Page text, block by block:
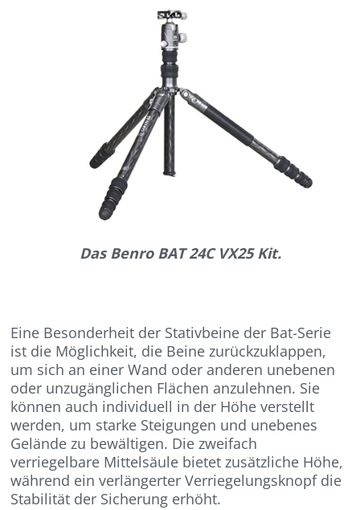
Das Benro BAT 24C VX25 Kit.
Eine Besonderheit der Stativbeine der Bat-Serie
ist die Möglichkeit, die Beine zurückzuklappen,
um sich an einer Wand oder anderen unebenen
oder unzugänglichen Flächen anzulehnen. Sie
können auch individuell in der Höhe verstellt
werden, um starke Steigungen und unebenes
Gelände zu bewältigen. Die zweifach
verriegelbare Mittelsäule bietet zusätzliche Höhe,
während ein verlängerter Verriegelungsknopf die
Stabilität der Sicherung erhöht.